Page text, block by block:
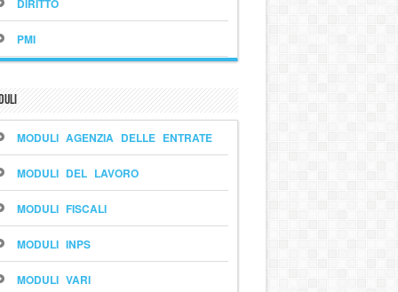
DIRITTO
PMI
MODULI AGENZIA DELLE ENTRATE
MODULI DEL LAVORO
MODULI FISCALI
MODULI INPS
MODULI VARI